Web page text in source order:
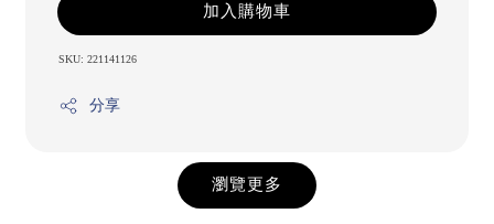
加入購物車
SKU: 221141126
分享
瀏覽更多